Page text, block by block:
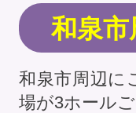
和泉
和泉市周辺に
場が3ホールご